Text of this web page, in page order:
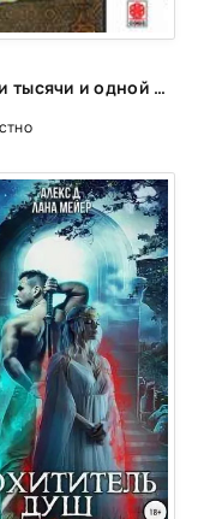
Сказки тысячи и одной ночи. Ночи 459-509